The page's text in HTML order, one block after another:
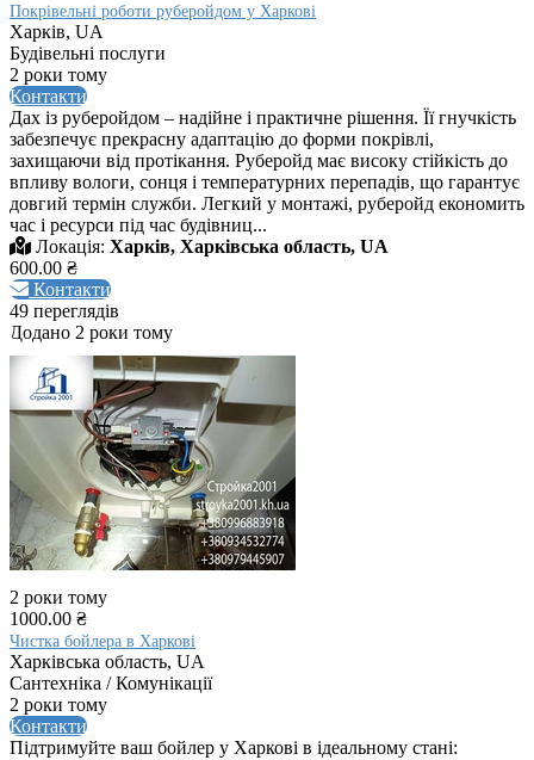
Покрівельні роботи руберойдом у Харкові
Харків, UA
Будівельні послуги
2 роки тому
Контакти
Дах із руберойдом – надійне і практичне рішення. Її гнучкість
забезпечує прекрасну адаптацію до форми покрівлі,
захищаючи від протікання. Руберойд має високу стійкість до
впливу вологи, сонця і температурних перепадів, що гарантує
довгий термін служби. Легкий у монтажі, руберойд економить
час і ресурси під час будівниц...
Локація: Харків, Харківська область, UA
600.00 ₴
Контакти
49 переглядів
Додано 2 роки тому
2 роки тому
1000.00 ₴
Чистка бойлера в Харкові
Харківська область, UA
Сантехніка / Комунікації
2 роки тому
Контакти
Підтримуйте ваш бойлер у Харкові в ідеальному стані: